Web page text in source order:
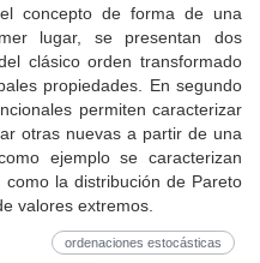
concepto de forma de una
lugar, se presentan dos
clásico orden transformado
propiedades. En segundo
permiten caracterizar
otras nuevas a partir de una
ejemplo se caracterizan
la distribución de Pareto
valores extremos.
ordenaciones estocásticas